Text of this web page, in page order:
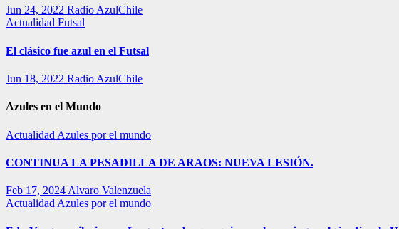
Jun 24, 2022 Radio AzulChile
Actualidad Futsal
El clásico fue azul en el Futsal
Jun 18, 2022 Radio AzulChile
Azules en el Mundo
Actualidad Azules por el mundo
CONTINUA LA PESADILLA DE ARAOS: NUEVA LESIÓN.
Feb 17, 2024 Alvaro Valenzuela
Actualidad Azules por el mundo